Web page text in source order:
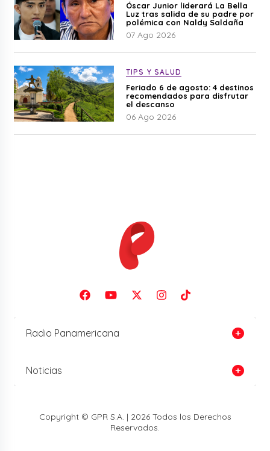
Óscar Junior liderará La Bella
Luz tras salida de su padre por
polémica con Naldy Saldaña
07 Ago 2026
TIPS Y SALUD
Feriado 6 de agosto: 4 destinos
recomendados para disfrutar
el descanso
06 Ago 2026
Radio Panamericana
Noticias
Copyright © GPR S.A. | 2026 Todos los Derechos
Reservados.